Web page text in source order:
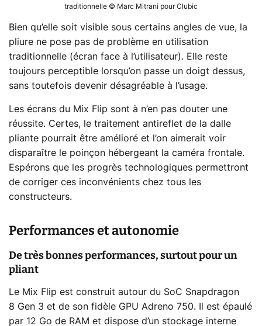
traditionnelle © Marc Mitrani pour Clubic
Bien qu’elle soit visible sous certains angles de vue, la
pliure ne pose pas de problème en utilisation
traditionnelle (écran face à l’utilisateur). Elle reste
toujours perceptible lorsqu’on passe un doigt dessus,
sans toutefois devenir désagréable à l’usage.
Les écrans du Mix Flip sont à n’en pas douter une
réussite. Certes, le traitement antireflet de la dalle
pliante pourrait être amélioré et l’on aimerait voir
disparaître le poinçon hébergeant la caméra frontale.
Espérons que les progrès technologiques permettront
de corriger ces inconvénients chez tous les
constructeurs.
Performances et autonomie
De très bonnes performances, surtout pour un
pliant
Le Mix Flip est construit autour du SoC Snapdragon
8 Gen 3 et de son fidèle GPU Adreno 750. Il est épaulé
par 12 Go de RAM et dispose d’un stockage interne